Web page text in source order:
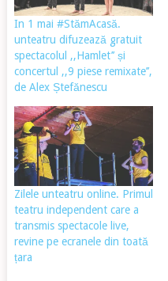
In 1 mai #StămAcasă.
unteatru difuzează gratuit
spectacolul ,,Hamlet’’ și
concertul ,,9 piese remixate’’,
de Alex Ștefănescu
Zilele unteatru online. Primul
teatru independent care a
transmis spectacole live,
revine pe ecranele din toată
țara